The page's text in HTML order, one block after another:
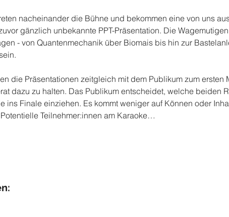
nacheinander die Bühne und bekommen eine von uns
gänzlich unbekannte PPT-Präsentation. Die
- von Quantenmechanik über Biomais bis hin zur
die Präsentationen zeitgleich mit dem Publikum zum ersten
dazu zu halten. Das Publikum entscheidet, welche beiden
ins Finale einziehen. Es kommt weniger auf Können oder
Teilnehmer:innen am Karaoke…